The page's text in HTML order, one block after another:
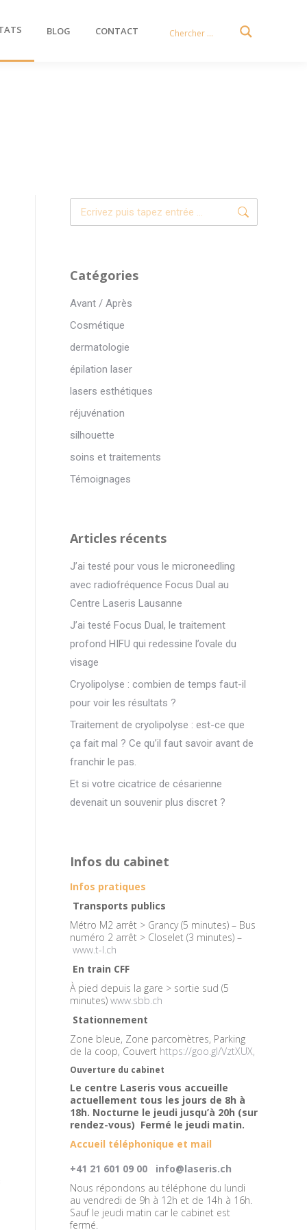
BLOG CONTACT
Recherche
:
Catégories
Avant / Après
Cosmétique
dermatologie
épilation laser
lasers esthétiques
réjuvénation
silhouette
soins et traitements
Témoignages
Articles récents
J’ai testé pour vous le microneedling
avec radiofréquence Focus Dual au
Centre Laseris Lausanne
J’ai testé Focus Dual, le traitement
profond HIFU qui redessine l’ovale du
visage
Cryolipolyse : combien de temps faut-il
pour voir les résultats ?
Traitement de cryolipolyse : est-ce que
ça fait mal ? Ce qu’il faut savoir avant de
franchir le pas.
Et si votre cicatrice de césarienne
devenait un souvenir plus discret ?
Infos du cabinet
Infos pratiques
Transports publics
Métro M2 arrêt > Grancy (5 minutes) – Bus
numéro 2 arrêt > Closelet (3 minutes) –
www.t-l.ch
En train CFF
À pied depuis la gare > sortie sud (5
minutes) www.sbb.ch
Stationnement
Zone bleue, Zone parcomètres, Parking
de la coop, Couvert https://goo.gl/VztXUX,
Ouverture du cabinet
Le centre Laseris vous accueille
actuellement tous les jours de 8h à
18h. Nocturne le jeudi jusqu’à 20h (sur
rendez-vous) Fermé le jeudi matin.
Accueil téléphonique et mail
+41 21 601 09 00
info@laseris.ch
Nous répondons au téléphone du lundi
au vendredi de 9h à 12h et de 14h à 16h.
Sauf le jeudi matin car le cabinet est
fermé.